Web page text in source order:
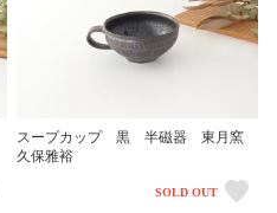
スープカップ 黒 半磁器 東月窯
久保雅裕
SOLD OUT